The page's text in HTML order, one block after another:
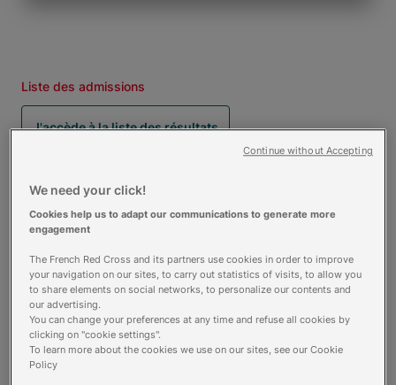
Liste des admissions
J'accède à la liste des résultats
Description
Le brancardier travaille au sein d'un hôpital,
d'une clinique, d'un centre de soin de suite et
de réadaptation, ou d'un établissement
d'accueil et de soin. En fonction de
We need your click!
Cookies help us to adapt our communications to generate more
engagement
The French Red Cross and its partners use cookies in order to improve
your navigation on our sites, to carry out statistics of visits, to allow you
to share elements on social networks, to personalize our contents and
our advertising.
You can change your preferences at any time and refuse all cookies by
clicking on "cookie settings".
To learn more about the cookies we use on our sites, see our Cookie
Policy
Continue without Accepting